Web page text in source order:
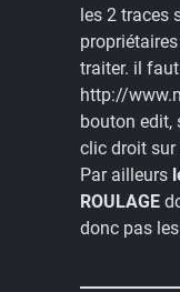
les 2 traces
traiter. il
http://
bouton edit,
clic droit sur
Par ailleurs
ROULAGE
donc pas